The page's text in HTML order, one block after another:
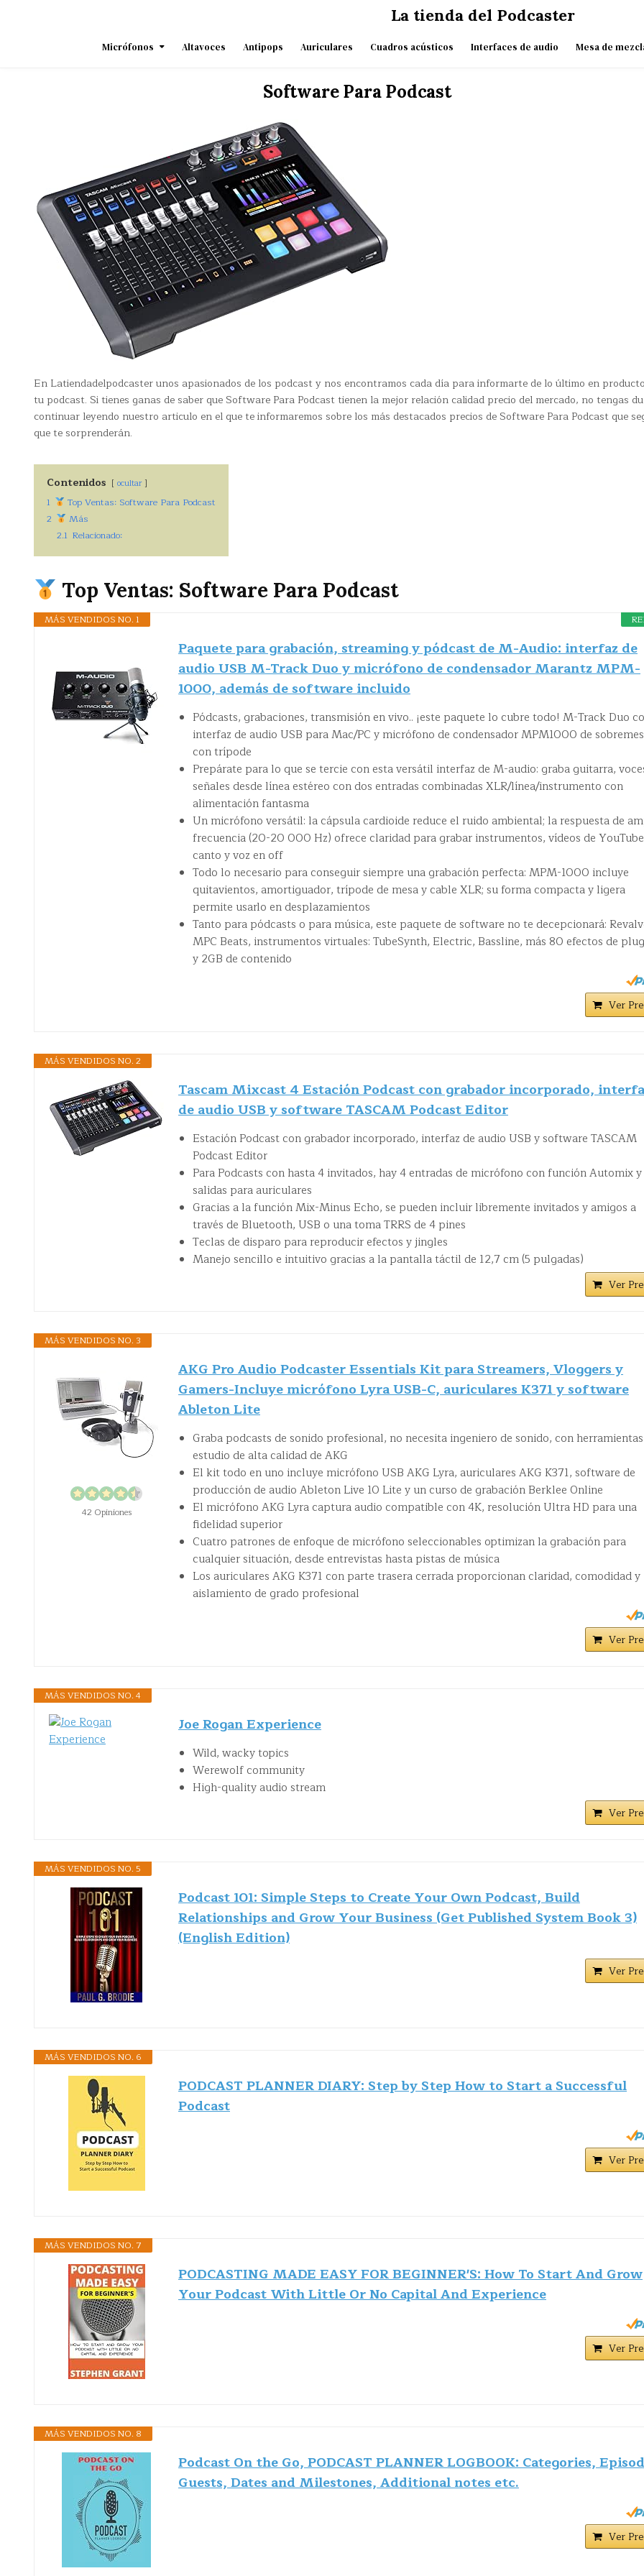
La tienda del Podcaster
Micrófonos Altavoces Antipops Auriculares Cuadros acústicos Interfaces de audio Mesa de
Software Para Podcast
En Latiendadelpodcaster unos apasionados de los podcast y nos encontramos cada día para informarte de lo último en
tu podcast. Si tienes ganas de saber que Software Para Podcast tienen la mejor relación calidad precio del mercado, no tengas
continuar leyendo nuestro articulo en el que te informaremos sobre los más destacados precios de Software Para Podcast que
que te sorprenderán.
Contenidos ocultar
1
Top Ventas: Software Para Podcast
2
Más
2.1 Relacionado:
Top Ventas: Software Para Podcast
MÁS VENDIDOS NO. 1
Paquete para grabación, streaming y pódcast de M-Audio: interfaz de
audio USB M-Track Duo y micrófono de condensador Marantz MPM-
1000, además de software incluido
Pódcasts, grabaciones, transmisión en vivo.. ¡este paquete lo cubre todo! M-Track Duo
interfaz de audio USB para Mac/PC y micrófono de condensador MPM1000 de
con trípode
Prepárate para lo que se tercie con esta versátil interfaz de M-audio: graba guitarra,
señales desde línea estéreo con dos entradas combinadas XLR/línea/instrumento con
alimentación fantasma
Un micrófono versátil: la cápsula cardioide reduce el ruido ambiental; la respuesta de
frecuencia (20-20 000 Hz) ofrece claridad para grabar instrumentos, vídeos de
canto y voz en off
Todo lo necesario para conseguir siempre una grabación perfecta: MPM-1000 incluye
quitavientos, amortiguador, trípode de mesa y cable XLR; su forma compacta y ligera
permite usarlo en desplazamientos
Tanto para pódcasts o para música, este paquete de software no te decepcionará:
MPC Beats, instrumentos virtuales: TubeSynth, Electric, Bassline, más 80 efectos de
y 2GB de contenido
Ver
MÁS VENDIDOS NO. 2
Tascam Mixcast 4 Estación Podcast con grabador incorporado,
de audio USB y software TASCAM Podcast Editor
Estación Podcast con grabador incorporado, interfaz de audio USB y software TASCAM
Podcast Editor
Para Podcasts con hasta 4 invitados, hay 4 entradas de micrófono con función Automix
salidas para auriculares
Gracias a la función Mix-Minus Echo, se pueden incluir libremente invitados y amigos a
través de Bluetooth, USB o una toma TRRS de 4 pines
Teclas de disparo para reproducir efectos y jingles
Manejo sencillo e intuitivo gracias a la pantalla táctil de 12,7 cm (5 pulgadas)
Ver
MÁS VENDIDOS NO. 3
42 Opiniones
AKG Pro Audio Podcaster Essentials Kit para Streamers, Vloggers y
Gamers-Incluye micrófono Lyra USB-C, auriculares K371 y software
Ableton Lite
Graba podcasts de sonido profesional, no necesita ingeniero de sonido, con
estudio de alta calidad de AKG
El kit todo en uno incluye micrófono USB AKG Lyra, auriculares AKG K371, software de
producción de audio Ableton Live 10 Lite y un curso de grabación Berklee Online
El micrófono AKG Lyra captura audio compatible con 4K, resolución Ultra HD para una
fidelidad superior
Cuatro patrones de enfoque de micrófono seleccionables optimizan la grabación para
cualquier situación, desde entrevistas hasta pistas de música
Los auriculares AKG K371 con parte trasera cerrada proporcionan claridad, comodidad y
aislamiento de grado profesional
Ver
MÁS VENDIDOS NO. 4
Joe Rogan Experience
Wild, wacky topics
Werewolf community
High-quality audio stream
Ver
MÁS VENDIDOS NO. 5
Podcast 101: Simple Steps to Create Your Own Podcast, Build
Relationships and Grow Your Business (Get Published System Book 3)
(English Edition)
Ver
MÁS VENDIDOS NO. 6
PODCAST PLANNER DIARY: Step by Step How to Start a Successful
Podcast
Ver
MÁS VENDIDOS NO. 7
PODCASTING MADE EASY FOR BEGINNER'S: How To Start And Grow
Your Podcast With Little Or No Capital And Experience
Ver
MÁS VENDIDOS NO. 8
Podcast On the Go, PODCAST PLANNER LOGBOOK: Categories,
Guests, Dates and Milestones, Additional notes etc.
Ver